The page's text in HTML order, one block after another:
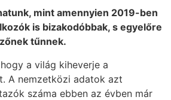
mint amennyien 2019-ben
is bizakodóbbak, s egyelőre
tűnnek.
a világ kiheverje a
A nemzetközi adatok azt
száma ebben az évben már